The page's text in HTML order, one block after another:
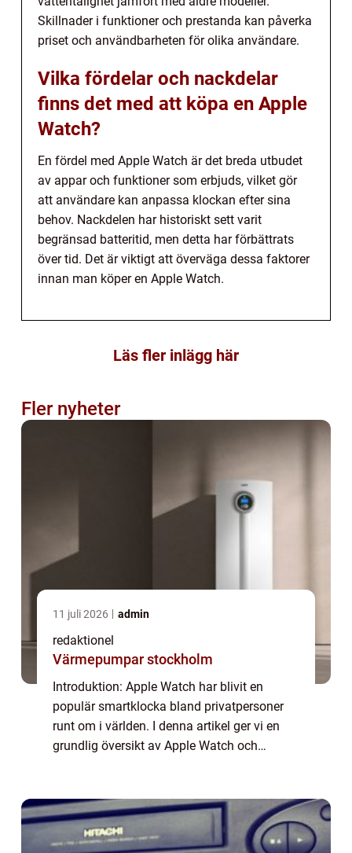
Skillnader i funktioner och prestanda kan påverka
priset och användbarheten för olika användare.
Vilka fördelar och nackdelar
finns det med att köpa en Apple
Watch?
En fördel med Apple Watch är det breda utbudet
av appar och funktioner som erbjuds, vilket gör
att användare kan anpassa klockan efter sina
behov. Nackdelen har historiskt sett varit
begränsad batteritid, men detta har förbättrats
över tid. Det är viktigt att överväga dessa faktorer
innan man köper en Apple Watch.
Läs fler inlägg här
Fler nyheter
11 juli 2026 admin
redaktionel
Värmepumpar stockholm
Introduktion: Apple Watch har blivit en
populär smartklocka bland privatpersoner
runt om i världen. I denna artikel ger vi en
grundlig översikt av Apple Watch och